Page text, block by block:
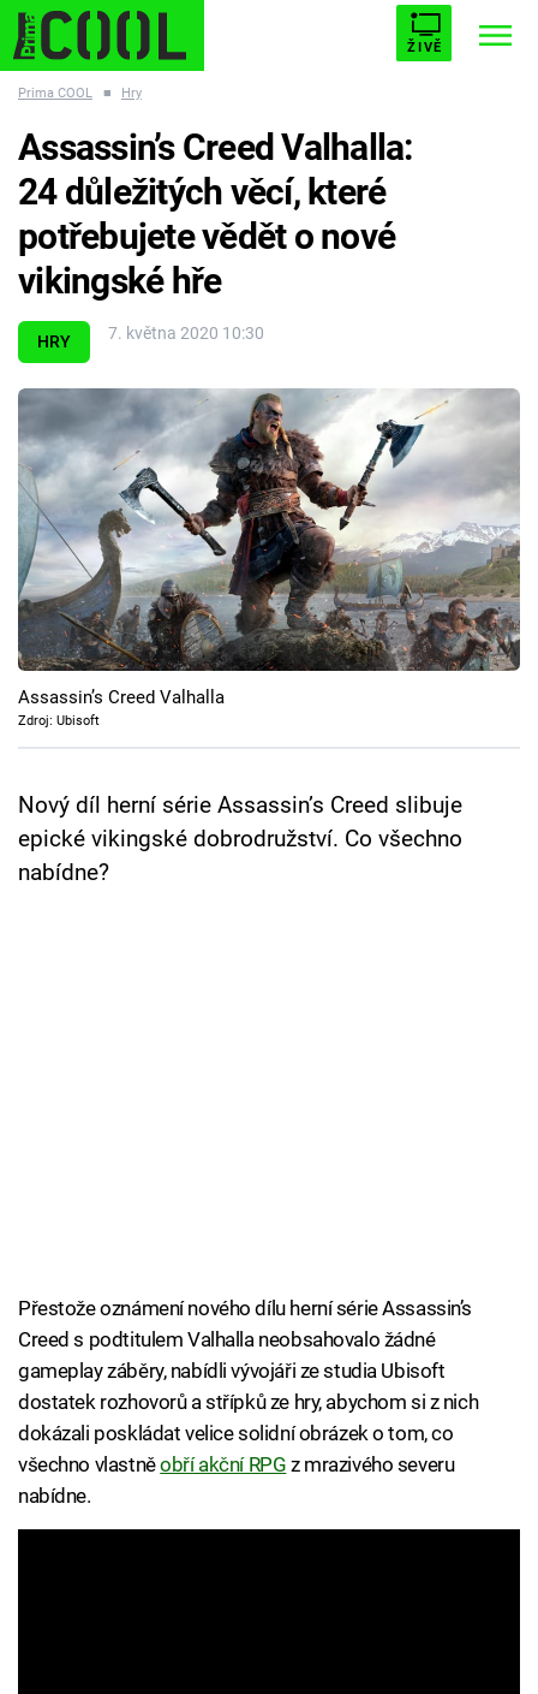
ŽIVĚ
ESCAPE PLNEJ KOTEL AVENGERS 5
Témata
Filmy
Seriály
Hry
Cool Esport
Pořady
Sledujte prima+
Přihlášení
Prima COOL ■ Hry
HRY 7. května 2020 10:30
Assassin’s Creed Valhalla:
24 důležitých věcí, které
potřebujete vědět o nové
vikingské hře
Assassin’s Creed Valhalla
Zdroj: Ubisoft
Nový díl herní série Assassin’s Creed slibuje
epické vikingské dobrodružství. Co všechno
nabídne?
Přestože oznámení nového dílu herní série Assassin’s
Creed s podtitulem Valhalla neobsahovalo žádné
gameplay záběry, nabídli vývojáři ze studia Ubisoft
dostatek rozhovorů a střípků ze hry, abychom si z nich
dokázali poskládat velice solidní obrázek o tom, co
všechno vlastněobří akční RPG z mrazivého severu
nabídne.